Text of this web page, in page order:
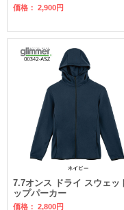
価格： 2,900円
7.7オンス ドライ スウェッ
ップパーカー
価格： 2,800円